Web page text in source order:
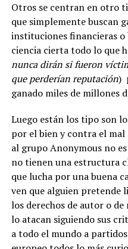
Otros se centran en otro
que simplemente buscan
instituciones financieras o
ciencia cierta todo lo que
nunca dirán si fueron
que perderían reputación)
ganado miles de millones
Luego están los tipo son
por el bien y contra el
al grupo Anonymous no
no tienen una estructura
que lucha por una buena
ven que alguien pretende
los derechos de autor o
lo atacan siguiendo sus
a todo el mundo a